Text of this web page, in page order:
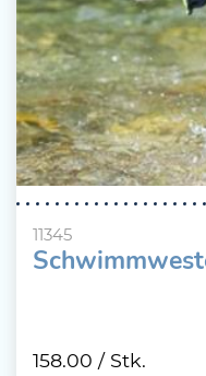
11345
158.00 / Stk.